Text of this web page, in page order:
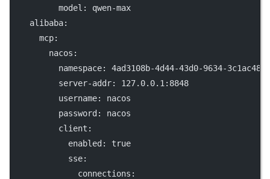
model : qwen-max
alibaba:
mcp:
nacos :
namespace: 4ad3108b-4d44-43d0-9634-
server-addr: 127.0.0.1:8848
username: nacos
password: nacos
client :
enabled: true
sse:
connections :